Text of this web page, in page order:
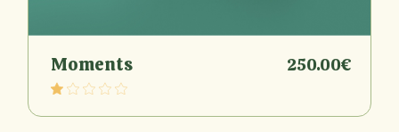
Moments 250.00€